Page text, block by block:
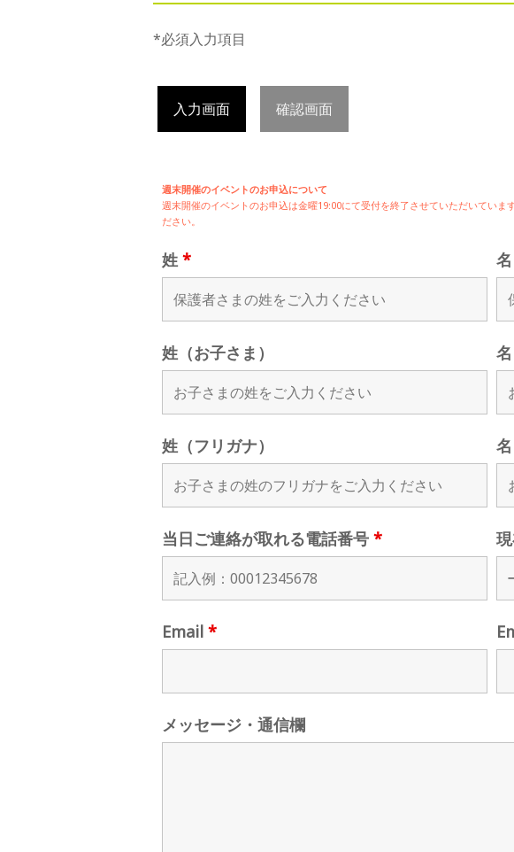
*必須入力項目
入力画面 確認画面
週末開催のイベントのお申込について
週末開催のイベントのお申込は金曜19:00にて受付を終了させていただいていま
ださい。
姓 *
姓（お子さま）
姓（フリガナ）
当日ご連絡が取れる電話番号 *
Email *
メッセージ・通信欄